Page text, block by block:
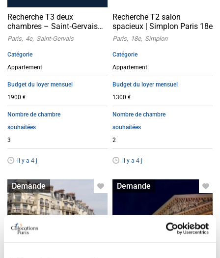
Recherche T3 deux
chambres – Saint‑Gervais
Paris 4
Paris 4e Saint-Gervais
Catégorie
Appartement
Budget du loyer mensuel
1900 €
Nombre de chambre
souhaitées
3
il y a 4 j
Recherche T2 salon
spacieux | Simplon Paris 18e
Paris 18e Simplon
Catégorie
Appartement
Budget du loyer mensuel
1300 €
Nombre de chambre
souhaitées
2
il y a 4 j
Demande
Appartement avec colocation
acceptée
Demande
Appartement avec colocation
acceptée